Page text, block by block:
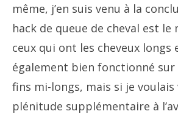
même, j’en suis venu à la
hack de queue de cheval est
ceux qui ont les cheveux longs
également bien fonctionné sur
fins mi-longs, mais si je voulais
plénitude supplémentaire à